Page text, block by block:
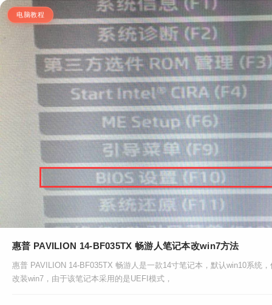
电脑教程
惠普 PAVILION 14-BF035TX 畅游人笔记本改win7方法
惠普 PAVILION 14-BF035TX 畅游人是一款14寸笔记本，默认win10系统
改装win7，由于该笔记本采用的是UEFI模式，